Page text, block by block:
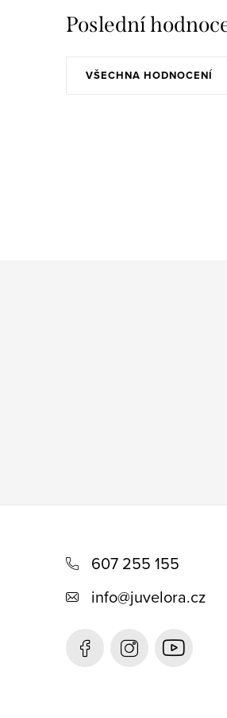
Poslední
VŠECHNA HODNOCENÍ
607 255 155
info@juvelora.cz